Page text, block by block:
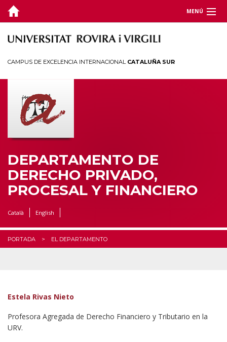
MENÚ
DEPARTAMENTO
INVESTIGACIÓN
JORNADAS Y CONGRESOS
TERRITORIO
CAMPUS DE EXCELENCIA INTERNACIONAL CATALUÑA SUR
DEPARTAMENTO DE
DERECHO PRIVADO,
PROCESAL Y FINANCIERO
Català English
PORTADA EL DEPARTAMENTO
Estela Rivas Nieto
Profesora Agregada de Derecho Financiero y Tributario en la
URV.